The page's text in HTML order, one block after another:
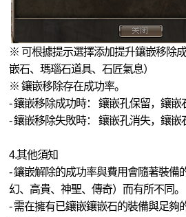
※ 可根據提示選擇添加提升鑲嵌移除
嵌石、瑪瑙石道具、石匠氣息）
※ 鑲嵌移除存在成功率。
- 鑲嵌移除成功時： 鑲嵌孔保留，鑲嵌
- 鑲嵌移除失敗時： 鑲嵌孔消失，鑲嵌
4.其他須知
- 鑲嵌解除的成功率與費用會隨著裝備
幻、高貴、神聖、傳奇）而有所不同。
- 需在擁有已鑲嵌鑲嵌石的裝備與足夠